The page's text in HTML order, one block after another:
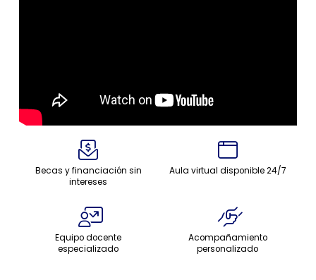
Becas y financiación sin
intereses
Aula virtual disponible 24/7
Equipo docente
especializado
Acompañamiento
personalizado